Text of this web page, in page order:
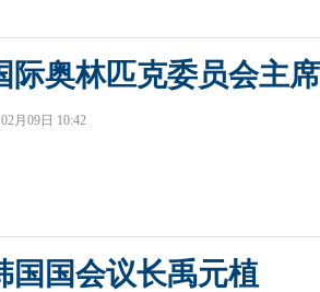
际奥林匹克委员会主
02月09日 10:42
国国会议长禹元植